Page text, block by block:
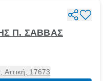
Π. ΣΑΒΒΑΣ
Αττική, 17673